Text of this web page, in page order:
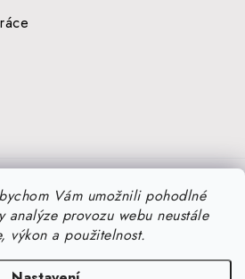
Vám umožnili pohodlné
provozu webu neustále
výkon a použitelnost.